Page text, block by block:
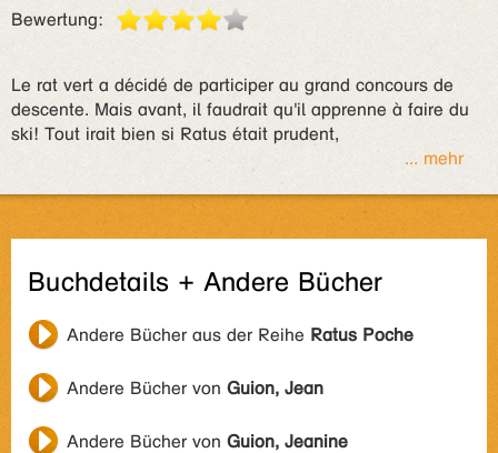
Bewertung:
Le rat vert a décidé de participer au grand concours de
descente. Mais avant, il faudrait qu'il apprenne à faire du
ski! Tout irait bien si Ratus était prudent,
... mehr
Buchdetails + Andere Bücher
Andere Bücher aus der Reihe Ratus Poche
Andere Bücher von Guion, Jean
Andere Bücher von Guion, Jeanine